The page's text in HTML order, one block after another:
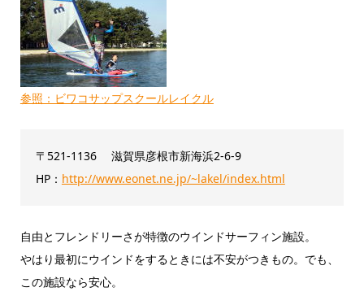
参照：ビワコサップスクールレイクル
〒521-1136 滋賀県彦根市新海浜2-6-9
HP： http://www.eonet.ne.jp/~lakel/index.html
自由とフレンドリーさが特徴のウインドサーフィン施設。
やはり最初にウインドをするときには不安がつきもの。でも、
この施設なら安心。